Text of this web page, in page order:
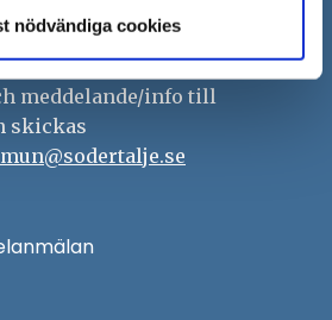
nödvändiga cookies
meddelande/info till
skickas